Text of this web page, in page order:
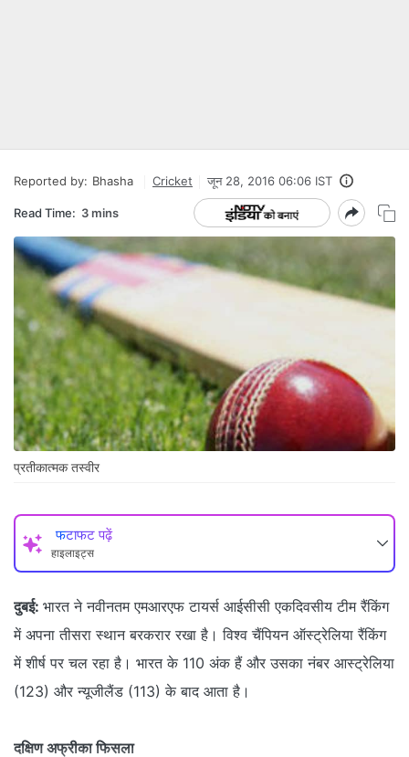
Reported by: Bhasha Cricket जून 28, 2016 06:06 IST
Read Time: 3 mins
प्रतीकात्‍मक तस्‍वीर
फटाफट पढ़ें
हाइलाइट्स
दुबई: भारत ने नवीनतम एमआरएफ टायर्स आईसीसी एकदिवसीय टीम रैंकिंग
में अपना तीसरा स्थान बरकरार रखा है। विश्व चैंपियन ऑस्‍ट्रेलिया रैंकिंग
में शीर्ष पर चल रहा है। भारत के 110 अंक हैं और उसका नंबर आस्ट्रेलिया
(123) और न्यूजीलैंड (113) के बाद आता है।
दक्षिण अफ्रीका फिसला